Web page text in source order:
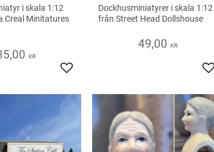
i skala 1:12
Creal Minitatures
KR
Lägg till i favoriter
MAN OCH KVINNA
Dockhusminiatyrer i skala 1:12
från Street Head Dollshouse
49,00 KR